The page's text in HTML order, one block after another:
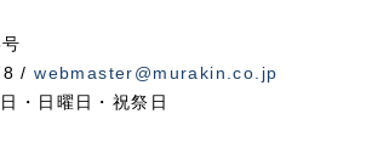
/webmaster@murakin.co.jp
・日曜日・祝祭日